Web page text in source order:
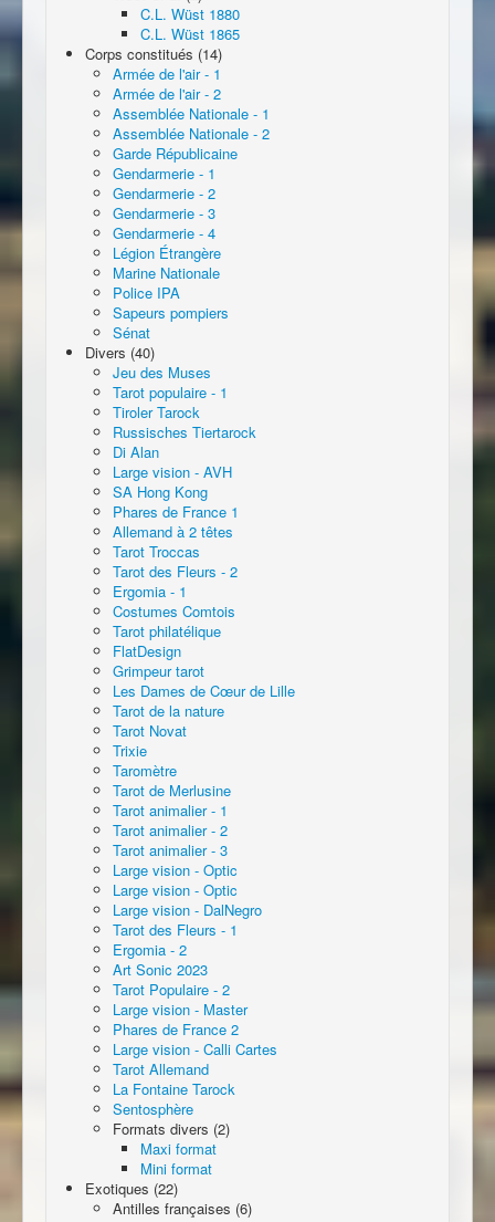
C.L. Wüst 1880
C.L. Wüst 1865
Corps constitués (14)
Armée de l'air - 1
Armée de l'air - 2
Assemblée Nationale - 1
Assemblée Nationale - 2
Garde Républicaine
Gendarmerie - 1
Gendarmerie - 2
Gendarmerie - 3
Gendarmerie - 4
Légion Étrangère
Marine Nationale
Police IPA
Sapeurs pompiers
Sénat
Divers (40)
Jeu des Muses
Tarot populaire - 1
Tiroler Tarock
Russisches Tiertarock
Di Alan
Large vision - AVH
SA Hong Kong
Phares de France 1
Allemand à 2 têtes
Tarot Troccas
Tarot des Fleurs - 2
Ergomia - 1
Costumes Comtois
Tarot philatélique
FlatDesign
Grimpeur tarot
Les Dames de Cœur de Lille
Tarot de la nature
Tarot Novat
Trixie
Taromètre
Tarot de Merlusine
Tarot animalier - 1
Tarot animalier - 2
Tarot animalier - 3
Large vision - Optic
Large vision - Optic
Large vision - DalNegro
Tarot des Fleurs - 1
Ergomia - 2
Art Sonic 2023
Tarot Populaire - 2
Large vision - Master
Phares de France 2
Large vision - Calli Cartes
Tarot Allemand
La Fontaine Tarock
Sentosphère
Formats divers (2)
Maxi format
Mini format
Exotiques (22)
Antilles françaises (6)